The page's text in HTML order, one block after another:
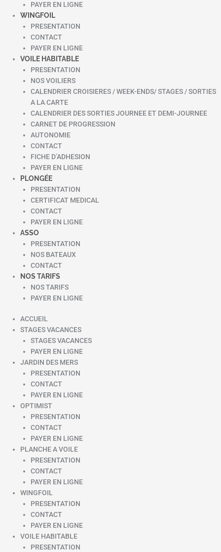
PAYER EN LIGNE
WINGFOIL
PRESENTATION
CONTACT
PAYER EN LIGNE
VOILE HABITABLE
PRESENTATION
NOS VOILIERS
CALENDRIER CROISIERES / WEEK-ENDS/ STAGES / SORTIES
A LA CARTE
CALENDRIER DES SORTIES JOURNEE ET DEMI-JOURNEE
CARNET DE PROGRESSION
AUTONOMIE
CONTACT
FICHE D’ADHESION
PAYER EN LIGNE
PLONGÉE
PRESENTATION
CERTIFICAT MEDICAL
CONTACT
PAYER EN LIGNE
ASSO
PRESENTATION
NOS BATEAUX
CONTACT
NOS TARIFS
NOS TARIFS
PAYER EN LIGNE
ACCUEIL
STAGES VACANCES
STAGES VACANCES
PAYER EN LIGNE
JARDIN DES MERS
PRESENTATION
CONTACT
PAYER EN LIGNE
OPTIMIST
PRESENTATION
CONTACT
PAYER EN LIGNE
PLANCHE A VOILE
PRESENTATION
CONTACT
PAYER EN LIGNE
WINGFOIL
PRESENTATION
CONTACT
PAYER EN LIGNE
VOILE HABITABLE
PRESENTATION